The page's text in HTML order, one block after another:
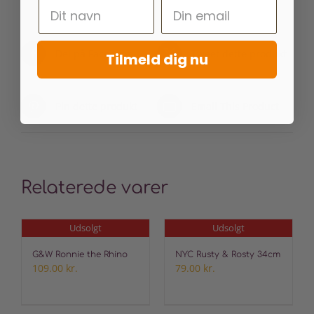
Del på Facebook Tweet dette produkt
Relaterede varer
Udsolgt
G&W Ronnie the Rhino
109.00 kr.
Udsolgt
NYC Rusty & Rosty 34cm
79.00 kr.
Tilmeld dig nu